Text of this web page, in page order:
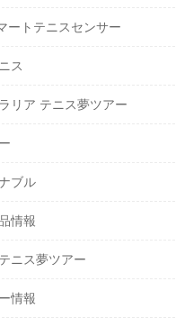
ートテニスセンサー
ス
リア テニス夢ツアー
ブル
情報
ニス夢ツアー
情報